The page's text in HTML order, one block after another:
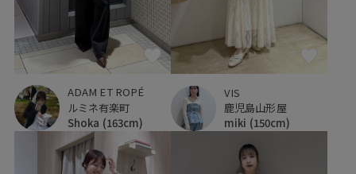
ADAM ET ROPÉ
ルミネ有楽町
Shoka (163cm)
VIS
鹿児島山形屋
miki (150cm)